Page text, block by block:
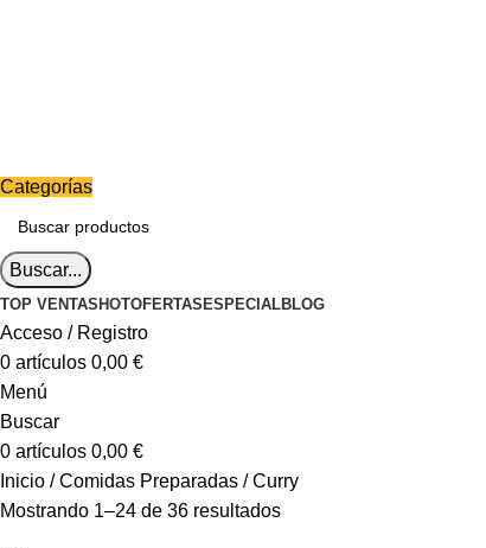
Categorías
Buscar...
TOP VENTAS HOTOFERTAS ESPECIALBLOG
Acceso / Registro
0 artículos 0,00 €
Menú
Buscar
0 artículos 0,00 €
Inicio
Comidas Preparadas
Curry
Mostrando 1–24 de 36 resultados